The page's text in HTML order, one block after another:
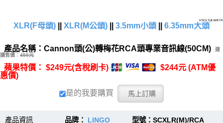
XLR(F母頭) XLR(M公頭) 3.5mm小頭 6.35mm大頭
產品名稱：Cannon頭(公)轉梅花RCA頭專業音訊線(50CM)
建
議售價： 450元
蘋果特價： $249元(含稅刷卡)
$244元 (ATM優
惠價)
是的我要購買
產品資訊 品牌： LINGO 型號：SCXLR(M)/RCA